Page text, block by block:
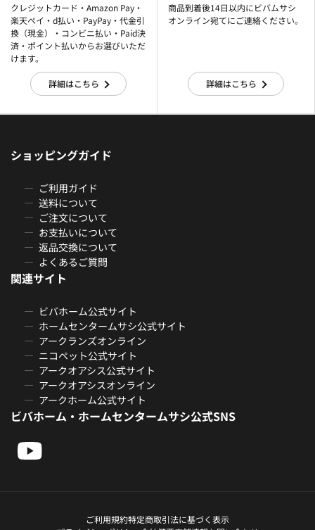
クレジットカード・Amazon Pay・
楽天ぺイ・d払い・PayPay・代金引
換（現金）・コンビニ払い・Paid決
済・ポイント払いからお選びいただ
けます。
詳細はこちら
商品到着後14日以内にビバムサシ
オンライン宛てにご連絡ください。
詳細はこちら
ショッピングガイド
ご利用ガイド
送料について
ご注文について
お支払いについて
返品交換について
よくあるご質問
関連サイト
ビバホーム公式サイト
ホームセンタームサシ公式サイト
アークランズオンライン
ニコペット公式サイト
アークオアシス公式サイト
アークオアシスオンライン
アークホーム公式サイト
ビバホーム・ホームセンタームサシ公式SNS
ご利用規約特定商取引法に基づく表示